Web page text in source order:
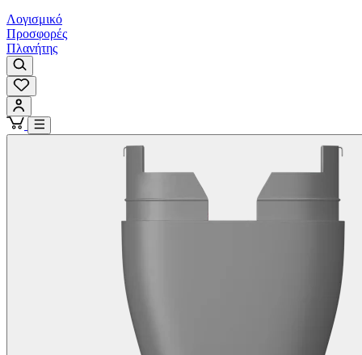
Λογισμικό
Προσφορές
Πλανήτης